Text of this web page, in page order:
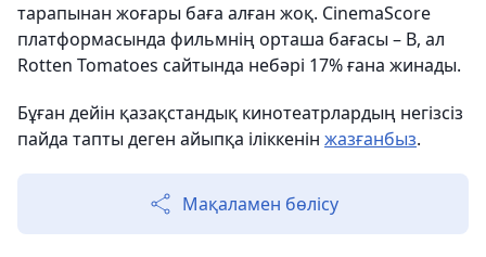
тарапынан жоғары баға алған жоқ. CinemaScore
платформасында фильмнің орташа бағасы – B, ал
Rotten Tomatoes сайтында небәрі 17% ғана жинады.
Бұған дейін қазақстандық кинотеатрлардың негізсіз
пайда тапты деген айыпқа іліккенін жазғанбыз.
Мақаламен бөлісу